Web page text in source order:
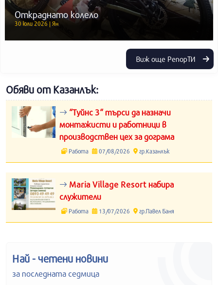
Откраднато колело
30 юли 2026 | Ян
Виж още РепорТИ
Обяви от Казанлък:
“Туйнс 3“ търси да назначи
монтажисти и работници в
производствен цех за дограма
Работа 07/08/2026 гр.Казанлък
Maria Village Resort набира
служители
Работа 13/07/2026 гр.Павел Баня
Най - четени новини
за последната седмица